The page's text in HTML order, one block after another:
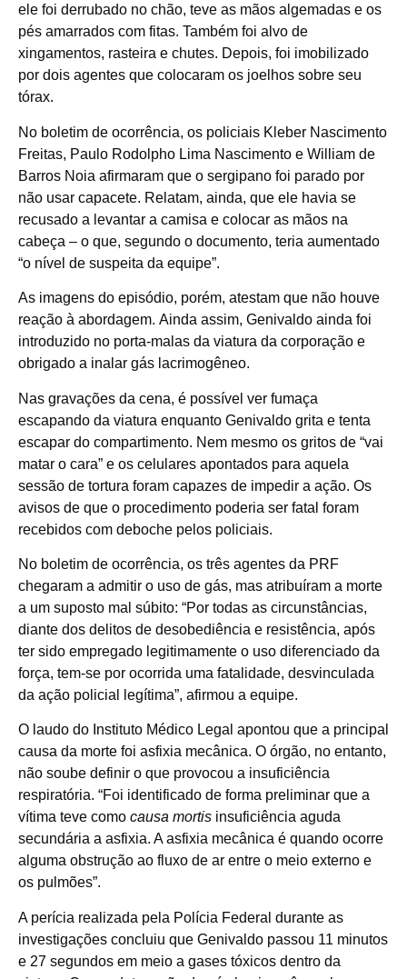
ele foi derrubado no chão, teve as mãos algemadas e os
pés amarrados com fitas. Também foi alvo de
xingamentos, rasteira e chutes. Depois, foi imobilizado
por dois agentes que colocaram os joelhos sobre seu
tórax.
No boletim de ocorrência, os policiais Kleber Nascimento
Freitas, Paulo Rodolpho Lima Nascimento e William de
Barros Noia afirmaram que o sergipano foi parado por
não usar capacete. Relatam, ainda, que ele havia se
recusado a levantar a camisa e colocar as mãos na
cabeça – o que, segundo o documento, teria aumentado
“o nível de suspeita da equipe”.
As imagens do episódio, porém, atestam que não houve
reação à abordagem. Ainda assim, Genivaldo ainda foi
introduzido no porta-malas da viatura da corporação e
obrigado a inalar gás lacrimogêneo.
Nas gravações da cena, é possível ver fumaça
escapando da viatura enquanto Genivaldo grita e tenta
escapar do compartimento. Nem mesmo os gritos de “vai
matar o cara” e os celulares apontados para aquela
sessão de tortura foram capazes de impedir a ação. Os
avisos de que o procedimento poderia ser fatal foram
recebidos com deboche pelos policiais.
No boletim de ocorrência, os três agentes da PRF
chegaram a admitir o uso de gás, mas atribuíram a morte
a um suposto mal súbito: “Por todas as circunstâncias,
diante dos delitos de desobediência e resistência, após
ter sido empregado legitimamente o uso diferenciado da
força, tem-se por ocorrida uma fatalidade, desvinculada
da ação policial legítima”, afirmou a equipe.
O laudo do Instituto Médico Legal apontou que a principal
causa da morte foi asfixia mecânica. O órgão, no entanto,
não soube definir o que provocou a insuficiência
respiratória. “Foi identificado de forma preliminar que a
vítima teve como causa mortis insuficiência aguda
secundária a asfixia. A asfixia mecânica é quando ocorre
alguma obstrução ao fluxo de ar entre o meio externo e
os pulmões”.
A perícia realizada pela Polícia Federal durante as
investigações concluiu que Genivaldo passou 11 minutos
e 27 segundos em meio a gases tóxicos dentro da